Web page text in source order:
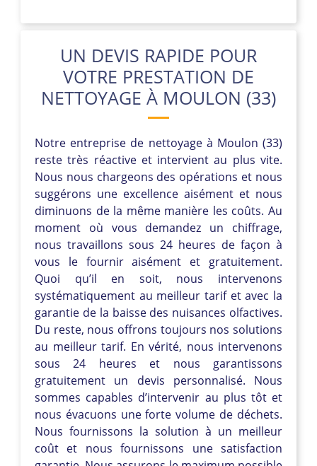
UN DEVIS RAPIDE POUR
VOTRE PRESTATION DE
NETTOYAGE À MOULON (33)
Notre entreprise de nettoyage à Moulon (33)
reste très réactive et intervient au plus vite.
Nous nous chargeons des opérations et nous
suggérons une excellence aisément et nous
diminuons de la même manière les coûts. Au
moment où vous demandez un chiffrage,
nous travaillons sous 24 heures de façon à
vous le fournir aisément et gratuitement.
Quoi qu’il en soit, nous intervenons
systématiquement au meilleur tarif et avec la
garantie de la baisse des nuisances olfactives.
Du reste, nous offrons toujours nos solutions
au meilleur tarif. En vérité, nous intervenons
sous 24 heures et nous garantissons
gratuitement un devis personnalisé. Nous
sommes capables d’intervenir au plus tôt et
nous évacuons une forte volume de déchets.
Nous fournissons la solution à un meilleur
coût et nous fournissons une satisfaction